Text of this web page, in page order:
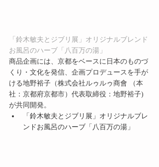
「鈴木敏夫とジブリ展」オリジナルブレンド
お風呂のハーブ「八百万の湯」
商品企画には、京都をベースに日本のものづ
くり・文化を発信、企画プロデュースを手が
ける地野裕子（株式会社ルゥルゥ商會 （本
社：京都府京都市）代表取締役：地野裕子)
が共同開発。
「鈴木敏夫とジブリ展」オリジナルブレ
ンドお風呂のハーブ「八百万の湯」